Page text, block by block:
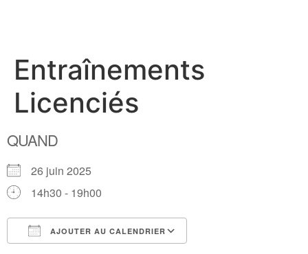
Entraînements
Licenciés
QUAND
26 juin 2025
14h30 - 19h00
AJOUTER AU CALENDRIER